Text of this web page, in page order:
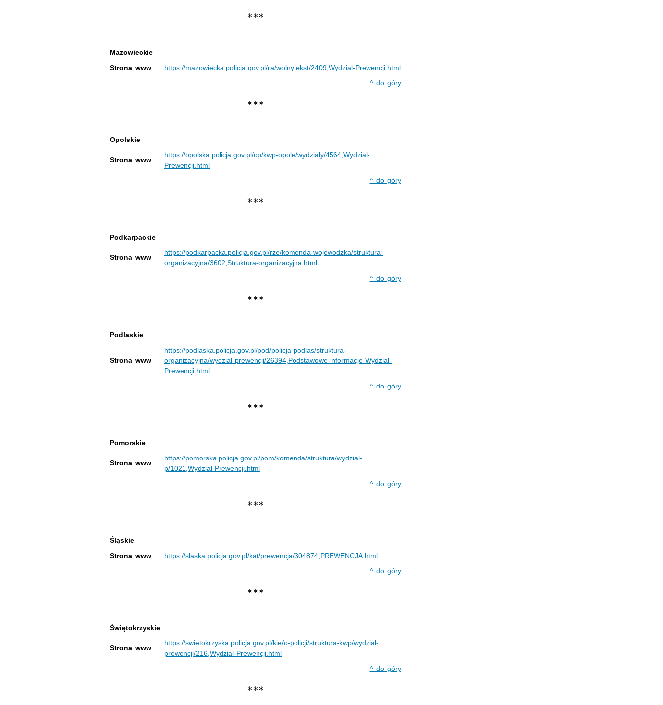
∗∗∗
Mazowieckie
Strona www
https://mazowiecka.policja.gov.pl/ra/wolnytekst/2409,Wydzial-Prewencji.html
^ do góry
∗∗∗
Opolskie
Strona www
https://opolska.policja.gov.pl/op/kwp-opole/wydzialy/4564,Wydzial-
Prewencji.html
^ do góry
∗∗∗
Podkarpackie
Strona www
https://podkarpacka.policja.gov.pl/rze/komenda-wojewodzka/struktura-
organizacyjna/3602,Struktura-organizacyjna.html
^ do góry
∗∗∗
Podlaskie
Strona www
https://podlaska.policja.gov.pl/pod/policja-podlas/struktura-
organizacyjna/wydzial-prewencji/26394,Podstawowe-informacje-Wydzial-
Prewencji.html
^ do góry
∗∗∗
Pomorskie
Strona www
https://pomorska.policja.gov.pl/pom/komenda/struktura/wydzial-
p/1021,Wydzial-Prewencji.html
^ do góry
∗∗∗
Śląskie
Strona www
https://slaska.policja.gov.pl/kat/prewencja/304874,PREWENCJA.html
^ do góry
∗∗∗
Świętokrzyskie
Strona www
https://swietokrzyska.policja.gov.pl/kie/o-policji/struktura-kwp/wydzial-
prewencji/216,Wydzial-Prewencji.html
^ do góry
∗∗∗